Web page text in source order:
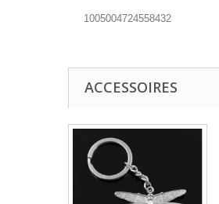
1005004724558432
ACCESSOIRES